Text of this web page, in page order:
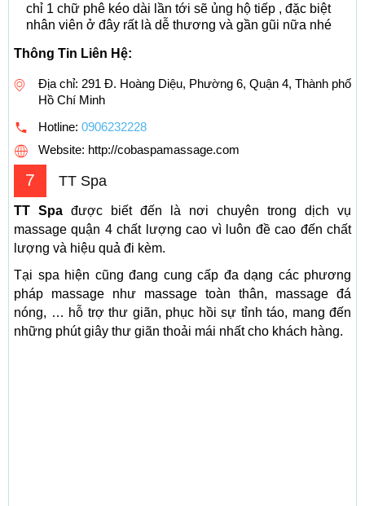
chỉ 1 chữ phê kéo dài lần tới sẽ ủng hộ tiếp , đặc biệt
nhân viên ở đây rất là dễ thương và gần gũi nữa nhé
Thông Tin Liên Hệ:
Địa chỉ: 291 Đ. Hoàng Diệu, Phường 6, Quận 4, Thành phố
Hồ Chí Minh
Hotline: 0906232228
Website: http://cobaspamassage.com
7 TT Spa
TT Spa được biết đến là nơi chuyên trong dịch vụ
massage quận 4 chất lượng cao vì luôn đề cao đến chất
lượng và hiệu quả đi kèm.
Tại spa hiện cũng đang cung cấp đa dạng các phương
pháp massage như massage toàn thân, massage đá
nóng, … hỗ trợ thư giãn, phục hồi sự tỉnh táo, mang đến
những phút giây thư giãn thoải mái nhất cho khách hàng.